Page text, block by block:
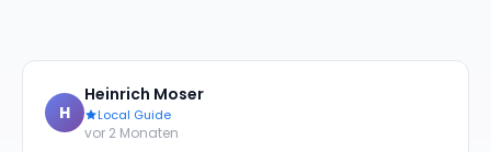
H
Heinrich Moser
Local Guide
vor 2 Monaten